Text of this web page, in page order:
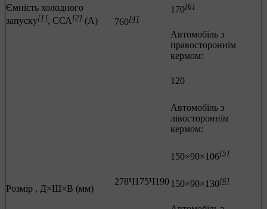
Ємність холодного
запуску[1], ССА [2] (А) 760[4]
170[6]
Автомобіль з
правостороннім
кермом:
120
Розмір , Д×Ш×В (мм)
278Ч175Ч190
Автомобіль з
лівостороннім
кермом:
150×90×106[5]
150×90×130[6]